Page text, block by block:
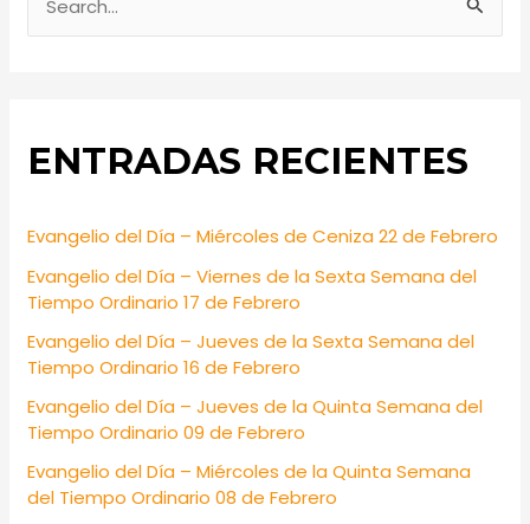
c
r
:
ENTRADAS RECIENTES
Evangelio del Día – Miércoles de Ceniza 22 de Febrero
Evangelio del Día – Viernes de la Sexta Semana del
Tiempo Ordinario 17 de Febrero
Evangelio del Día – Jueves de la Sexta Semana del
Tiempo Ordinario 16 de Febrero
Evangelio del Día – Jueves de la Quinta Semana del
Tiempo Ordinario 09 de Febrero
Evangelio del Día – Miércoles de la Quinta Semana
del Tiempo Ordinario 08 de Febrero